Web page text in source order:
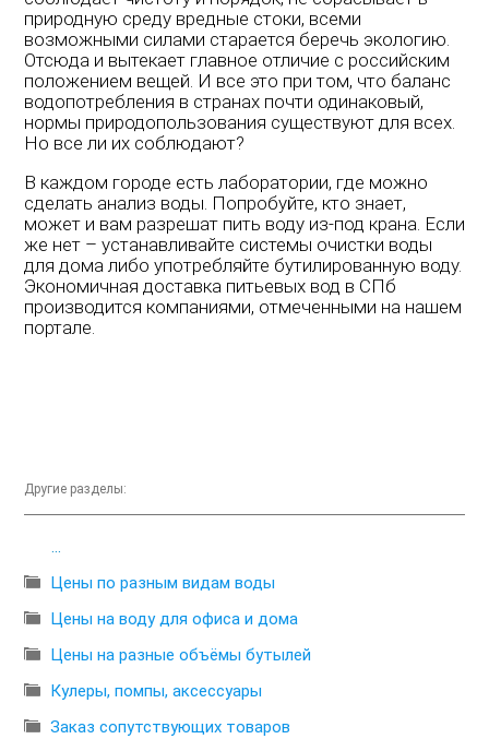
природную среду вредные стоки, всеми
возможными силами старается беречь экологию.
Отсюда и вытекает главное отличие с российским
положением вещей. И все это при том, что баланс
водопотребления в странах почти одинаковый,
нормы природопользования существуют для всех.
Но все ли их соблюдают?
В каждом городе есть лаборатории, где можно
сделать анализ воды. Попробуйте, кто знает,
может и вам разрешат пить воду из-под крана. Если
же нет – устанавливайте системы очистки воды
для дома либо употребляйте бутилированную воду.
Экономичная доставка питьевых вод в СПб
производится компаниями, отмеченными на нашем
портале.
Другие разделы:
...
 Цены по разным видам воды
 Цены на воду для офиса и дома
 Цены на разные объёмы бутылей
 Кулеры, помпы, аксессуары
 Заказ сопутствующих товаров